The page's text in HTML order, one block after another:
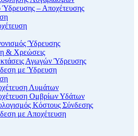
Ύδρευσης – Αποχέτευσης
Ύδρευσης
& Χρεώσεις
Αγωγών Ύδρευσης
με Ύδρευση
Λυμάτων
Ομβρίων Υδάτων
Κόστους Σύνδεσης
με Αποχέτευση